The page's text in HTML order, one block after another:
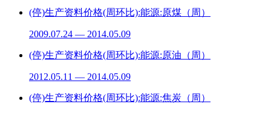
(停)生产资料价格(周环比):能源:原煤（周）
2009.07.24 — 2014.05.09
(停)生产资料价格(周环比):能源:原油（周）
2012.05.11 — 2014.05.09
(停)生产资料价格(周环比):能源:焦炭（周）